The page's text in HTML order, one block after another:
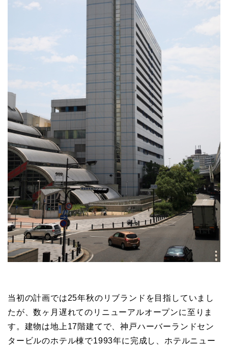
当初の計画では25年秋のリブランドを目指していまし
たが、数ヶ月遅れてのリニューアルオープンに至りま
す。建物は地上17階建てで、神戸ハーバーランドセン
タービルのホテル棟で1993年に完成し、ホテルニュー